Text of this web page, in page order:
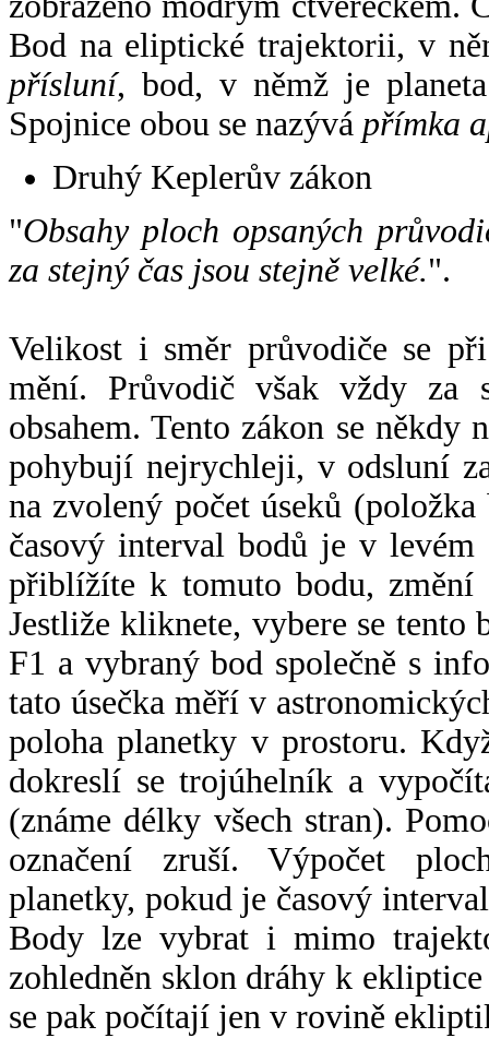
Bod na eliptické trajektorii, v
přísluní, bod, v němž je
Spojnice obou se nazývá přímka
Druhý Keplerův zákon
"Obsahy ploch opsaných
za stejný čas jsou stejně velké.".
Velikost i směr průvodiče se
mění. Průvodič však vždy za
obsahem. Tento zákon se někdy
pohybují nejrychleji, v odsluní
na zvolený počet úseků
časový interval bodů je v
přiblížíte k tomuto bodu,
Jestliže kliknete, vybere se tento
F1 a vybraný bod společně s
tato úsečka měří v
poloha planetky v prostoru.
dokreslí se trojúhelník a
(známe délky všech stran).
označení zruší. Výpočet
planetky, pokud je časový
Body lze vybrat i mimo
zohledněn sklon dráhy k
se pak počítají jen v rovině